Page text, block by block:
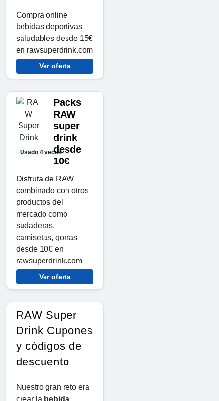
Compra online
bebidas deportivas
saludables desde 15€
en rawsuperdrink.com
Ver oferta
Usado 4 veces
Packs
RAW
super
drink
desde
10€
Disfruta de RAW
combinado con otros
productos del
mercado como
sudaderas,
camisetas, gorras
desde 10€ en
rawsuperdrink.com
Ver oferta
RAW Super
Drink Cupones
y códigos de
descuento
Nuestro gran reto era
crear la bebida